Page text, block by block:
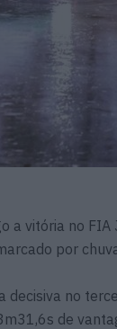
a vitória no FIA
por
decisiva no
de